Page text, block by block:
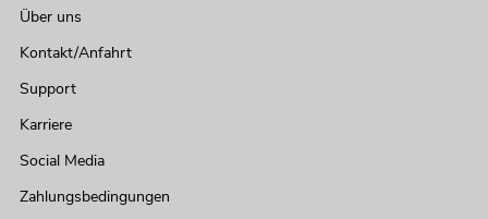
Über uns
Kontakt/Anfahrt
Support
Karriere
Social Media
Zahlungsbedingungen